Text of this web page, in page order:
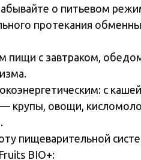
о питьевом
протекания
пищи с завтраком,
с
— крупы, овощи,
пищеварительной
BIO+: